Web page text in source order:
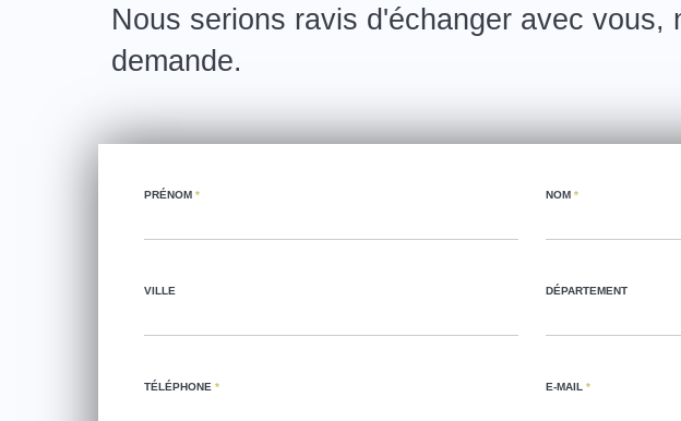
Nous serions ravis d'échanger avec
demande.
PRÉNOM * NOM*
VILLE DÉPARTEMENT
TÉLÉPHONE * E-MAIL*